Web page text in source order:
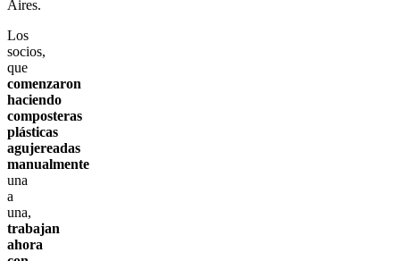
Aires.
Los
socios,
que
comenzaron
haciendo
composteras
plásticas
agujereadas
manualmente
una
a
una,
trabajan
ahora